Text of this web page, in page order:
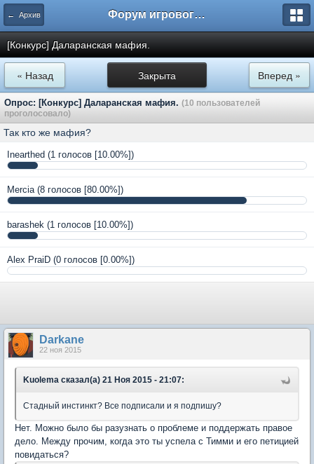
← Архив Форум игрового проекта Riverrise
[Конкурс] Даларанская мафия.
Закрыта
« Назад Вперед »
Опрос: [Конкурс] Даларанская мафия. (10 пользователей
проголосовало)
Так кто же мафия?
Inearthed (1 голосов [10.00%])
Mercia (8 голосов [80.00%])
barashek (1 голосов [10.00%])
Alex PraiD (0 голосов [0.00%])
Darkane
22 ноя 2015
Kuolema сказал(а) 21 Ноя 2015 - 21:07:
Стадный инстинкт? Все подписали и я подпишу?
Нет. Можно было бы разузнать о проблеме и поддержать правое
дело. Между прочим, когда это ты успела с Тимми и его петицией
повидаться?